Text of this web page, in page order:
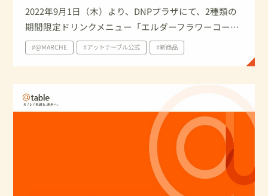
2022年9月1日（木）より、DNPプラザにて、2種類の
期間限定ドリンクメニュー「エルダーフラワーコーヒ
ーソーダ」「エルダーフラワーティーソーダ」を販売
いたします。
#@MARCHE #アットテーブル公式 #新商品